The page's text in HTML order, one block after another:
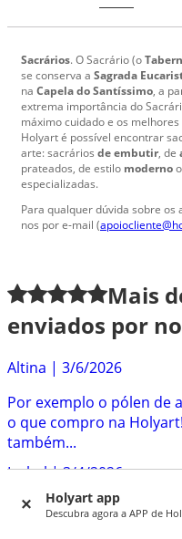
Holyart app
Descubra agora a APP de
Sacrários. O Sacrário (o
se conserva a Sagrada
na Capela do Santíssimo, a
extrema importância do
máximo cuidado e os
Holyart é possível encontrar
arte: sacrários de embutir, de
prateados, de estilo moderno
especializadas.
Para qualquer dúvida sobre
nos por e-mail (
Mais
enviados por
Altina | 3/6/2026
Por exemplo o pólen de
o que compro na
também...
Isabel|3/4/2026
Muito eficazes, rápidos
litúrgicos muito bonitos